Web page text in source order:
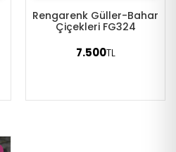
Rengarenk Güller-Bahar
Çiçekleri FG324
7.500TL